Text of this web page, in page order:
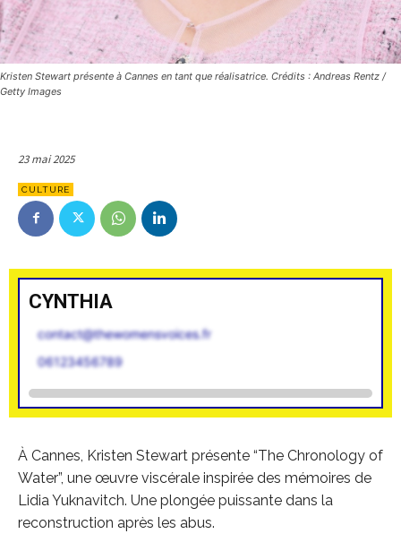
Kristen Stewart présente à Cannes en tant que réalisatrice. Crédits : Andreas Rentz /
Getty Images
23 mai 2025
CULTURE
CYNTHIA
contact@thewomensvoices.fr
06123456789
À Cannes, Kristen Stewart présente “The Chronology of
Water”, une œuvre viscérale inspirée des mémoires de
Lidia Yuknavitch. Une plongée puissante dans la
reconstruction après les abus.